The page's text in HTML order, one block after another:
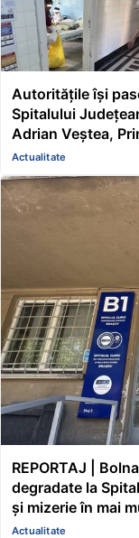
Autoritățile își
Spitalului
Adrian Veștea,
pe mine de ce nu
Actualitate
REPORTAJ |
degradate la
și mizerie în mai
cadă tavanul în
Actualitate